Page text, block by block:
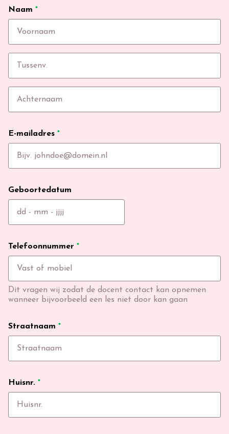
Naam *
E-mailadres *
Geboortedatum
Telefoonnummer *
Dit vragen wij zodat de docent contact kan opnemen
wanneer bijvoorbeeld een les niet door kan gaan
Straatnaam *
Huisnr. *